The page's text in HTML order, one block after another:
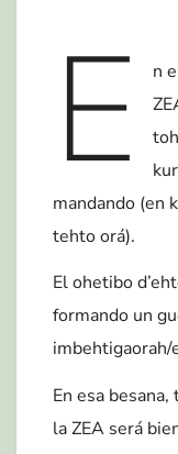
E
n
mandando (en
tehto orá).
El ohetibo
formando un
imbehtigaorah/
En esa
la ZEA será